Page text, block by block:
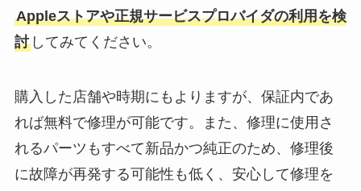
Appleストアや正規サービスプロバイダの利用を検
討してみてください。
購入した店舗や時期にもよりますが、保証内であ
れば無料で修理が可能です。また、修理に使用さ
れるパーツもすべて新品かつ純正のため、修理後
に故障が再発する可能性も低く、安心して修理を